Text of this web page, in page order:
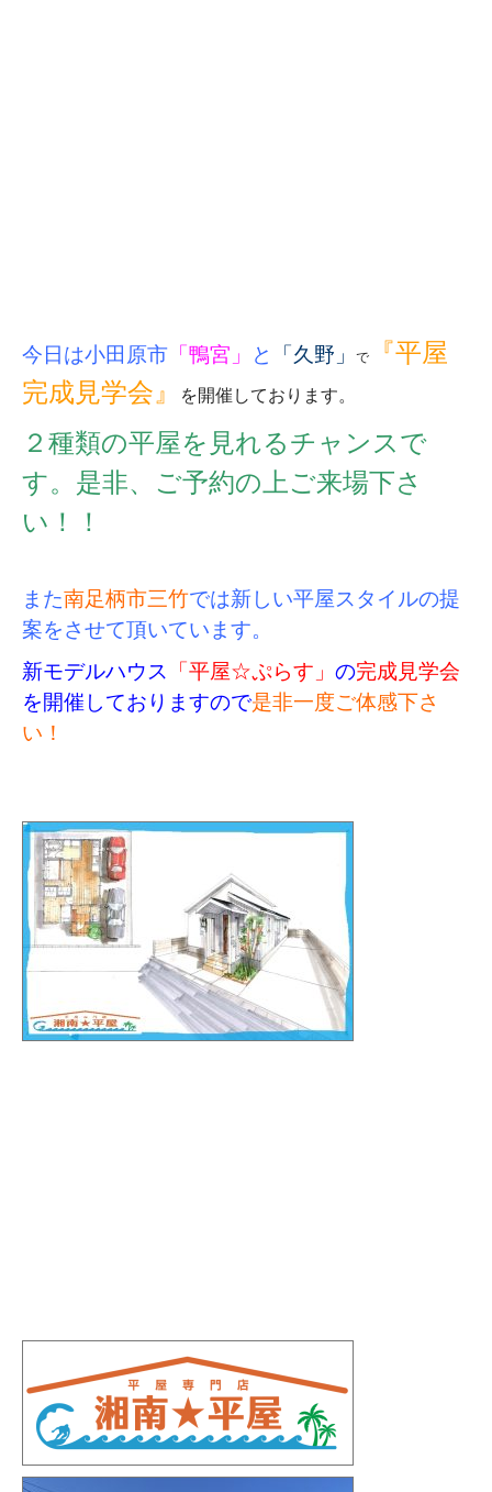
今日は小田原市 「鴨宮」 と 「久野」 で
『平屋
完成見学会』
を開催しております。
２種類の平屋を見れるチャンスで
す。是非、ご予約の上ご来場下さ
い！！
また南足柄市三竹では新しい平屋スタイルの提
案をさせて頂いています。
新モデルハウス
「平屋☆ぷらす」 の完成見学会
を開催しておりますので是非一度ご体感下さ
い！